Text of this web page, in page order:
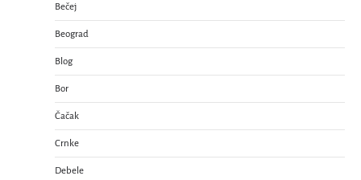
Bečej
Beograd
Blog
Bor
Čačak
Crnke
Debele